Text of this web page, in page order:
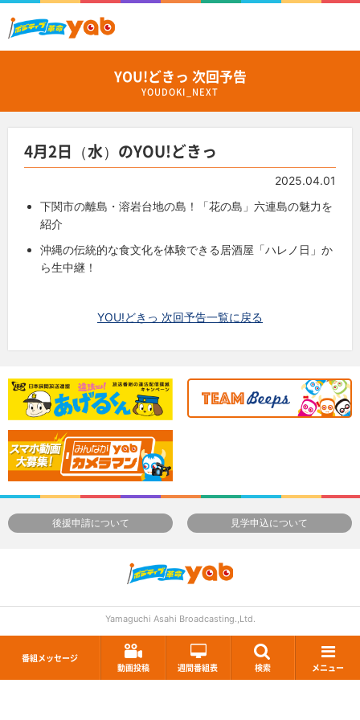
番組メッセージ
動画投稿
週間番組表 検索 メニュー
YOU!どきっ 次回予告
YOUDOKI_NEXT
4月2日（水）のYOU!どきっ
2025.04.01
下関市の離島・溶岩台地の島！「花の島」六連島の魅力を
紹介
沖縄の伝統的な食文化を体験できる居酒屋「ハレノ日」か
ら生中継！
YOU!どきっ 次回予告一覧に戻る
後援申請について 見学申込について
Yamaguchi Asahi Broadcasting.,Ltd.